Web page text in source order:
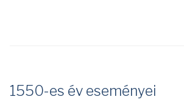
1550-es év eseményei